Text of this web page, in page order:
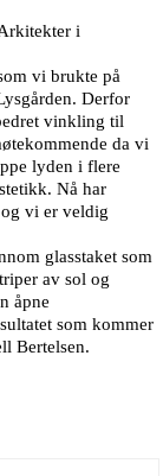
i
vi brukte på
Derfor
vinkling til
da vi
lyden i flere
Nå har
vi er veldig
glasstaket som
av sol og
åpne
som kommer
Bertelsen.